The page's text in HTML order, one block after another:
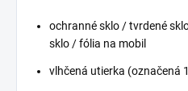
ochranné sklo / tvrdené
sklo / fólia na mobil
vlhčená utierka (označená